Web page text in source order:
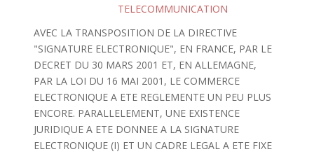
TELECOMMUNICATION
AVEC LA TRANSPOSITION DE LA DIRECTIVE
"SIGNATURE ELECTRONIQUE", EN FRANCE, PAR LE
DECRET DU 30 MARS 2001 ET, EN ALLEMAGNE,
PAR LA LOI DU 16 MAI 2001, LE COMMERCE
ELECTRONIQUE A ETE REGLEMENTE UN PEU PLUS
ENCORE. PARALLELEMENT, UNE EXISTENCE
JURIDIQUE A ETE DONNEE A LA SIGNATURE
ELECTRONIQUE (I) ET UN CADRE LEGAL A ETE FIXE